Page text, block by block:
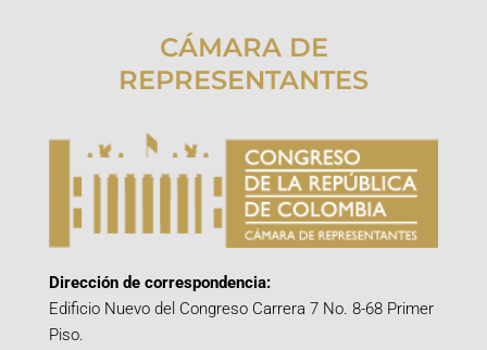
CÁMARA DE
REPRESENTANTES
Dirección de correspondencia:
Edificio Nuevo del Congreso Carrera 7 No. 8-68 Primer
Piso.